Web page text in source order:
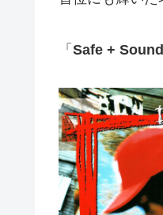
「 Safe + Sound